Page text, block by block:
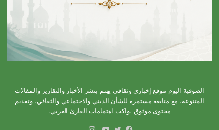
الصوفية اليوم موقع إخباري وثقافي يهتم بنشر الأخبار والتقارير والمقالات
المتنوعة، مع متابعة مستمرة للشأن الديني والاجتماعي والثقافي، وتقديم
محتوى موثوق يواكب اهتمامات القارئ العربي.